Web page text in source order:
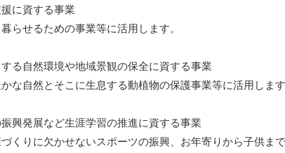
に資する事業
らせるための事業等に活用します。
る自然環境や地域景観の保全に資する事業
な自然とそこに生息する動植物の保護事業等に活用します
興発展など生涯学習の推進に資する事業
くりに欠かせないスポーツの振興、お年寄りから子供ま